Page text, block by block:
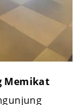
Memikat